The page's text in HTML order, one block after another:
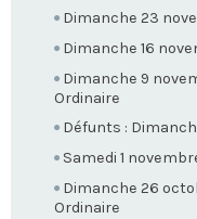
Dimanche 23
Dimanche 16
Dimanche 9
Ordinaire
Défunts :
Samedi 1
Dimanche 26
Ordinaire